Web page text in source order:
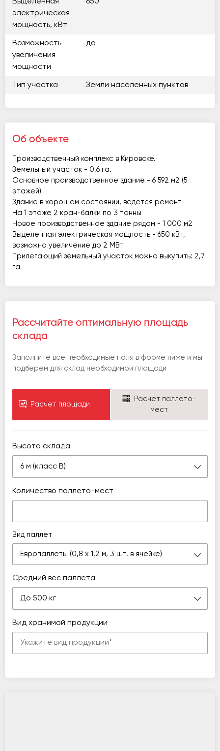
электрическая
мощность, кВт
Возможность
увеличения
мощности
да
Тип участка Земли населенных пунктов
Об объекте
Производственный комплекс в Кировске.
Земельный участок - 0,6 га.
Основное производственное здание - 6 592 м2 (5
этажей)
Здание в хорошем состоянии, ведется ремонт
На 1 этаже 2 кран-балки по 3 тонны
Новое производственное здание рядом - 1 000 м2
Выделенная электрическая мощность - 650 кВт,
возможно увеличение до 2 МВт
Прилегающий земельный участок можно выкупить: 2,7
га
Рассчитайте оптимальную площадь
склада
Заполните все необходимые поля в форме ниже и мы
подберем для склад необходимой площади
Расчет площади
Расчет паллето-
мест
Высота склада
6 м (класс В)
Количество паллето-мест
Вид паллет
Европаллеты (0,8 х 1,2 м, 3 шт. в ячейке)
Средний вес паллета
До 500 кг
Вид хранимой продукции